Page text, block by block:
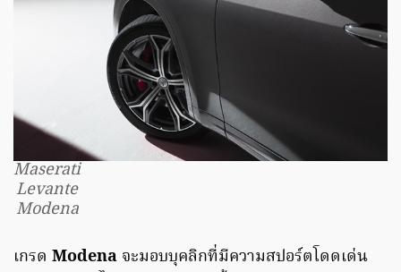
Maserati
Levante
Modena
เกรด Modena จะมอบบุคลิกที่มีความสปอร์ตโดดเด่น